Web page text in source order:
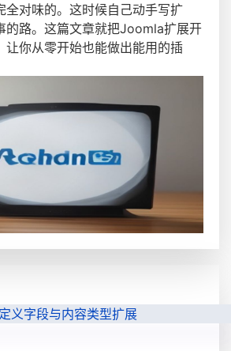
全对味的。这时候自己动手写扩
的路。这篇文章就把Joomla扩展开
让你从零开始也能做出能用的插